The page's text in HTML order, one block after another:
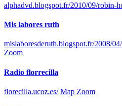
alphadvd.blogspot.fr/2010/09/robin-
Mis labores ruth
mislaboresderuth.blogspot.fr/2008/
Zoom
Radio florrecilla
florecilla.ucoz.es/ Map Zoom